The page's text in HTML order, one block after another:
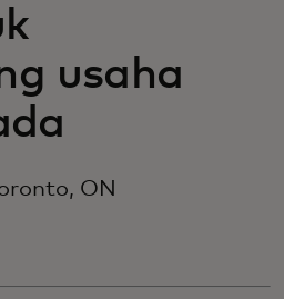
usaha
ON